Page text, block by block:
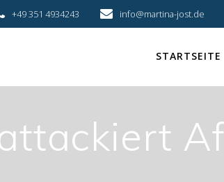
+49 351 4934243 info@martina-jost.de
STARTSEITE